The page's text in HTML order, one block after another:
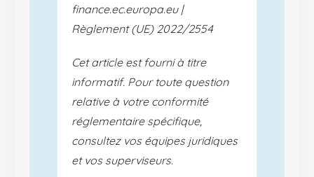
finance.ec.europa.eu|
Règlement (UE) 2022/2554
Cet article est fourni à titre
informatif. Pour toute question
relative à votre conformité
réglementaire spécifique,
consultez vos équipes juridiques
et vos superviseurs.